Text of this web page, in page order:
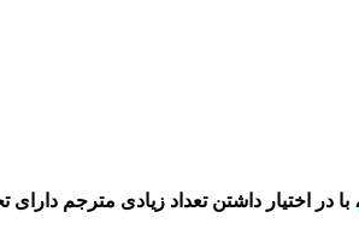
، با در اختیار داشتن تعداد زیادی مترجم